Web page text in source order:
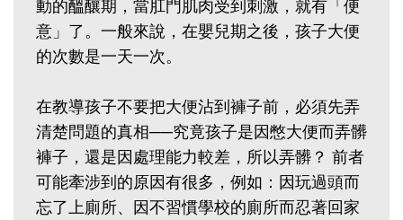
動的醞釀期，當肛門肌肉受到刺激，就有「便
意」了。一般來說，在嬰兒期之後，孩子大便
的次數是一天一次。
在教導孩子不要把大便沾到褲子前，必須先弄
清楚問題的真相──究竟孩子是因憋大便而弄髒
褲子，還是因處理能力較差，所以弄髒？ 前者
可能牽涉到的原因有很多，例如：因玩過頭而
忘了上廁所、因不習慣學校的廁所而忍著回家